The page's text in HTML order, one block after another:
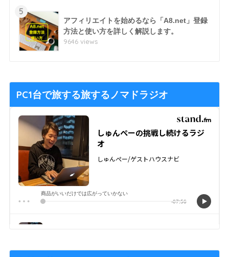
5
アフィリエイトを始めるなら「A8.net」登録
方法と使い方を詳しく解説します。
9646 views
PC1台で旅する旅するノマドラジオ